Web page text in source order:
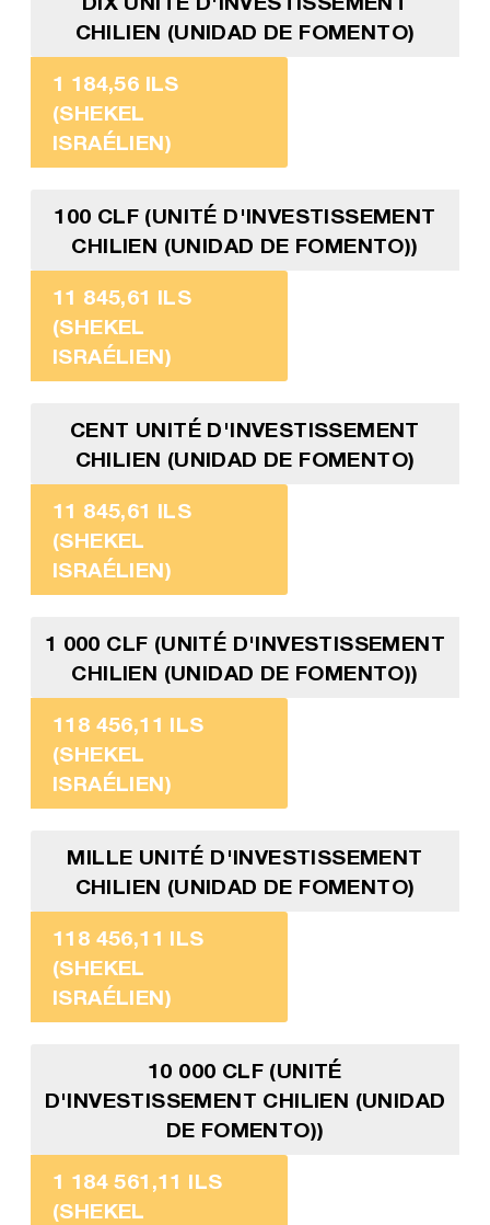
CHILIEN (UNIDAD DE FOMENTO)
1 184,56 ILS
(SHEKEL
ISRAÉLIEN)
100 CLF (UNITÉ D'INVESTISSEMENT
CHILIEN (UNIDAD DE FOMENTO))
11 845,61 ILS
(SHEKEL
ISRAÉLIEN)
CENT UNITÉ D'INVESTISSEMENT
CHILIEN (UNIDAD DE FOMENTO)
11 845,61 ILS
(SHEKEL
ISRAÉLIEN)
1 000 CLF (UNITÉ D'INVESTISSEMENT
CHILIEN (UNIDAD DE FOMENTO))
118 456,11 ILS
(SHEKEL
ISRAÉLIEN)
MILLE UNITÉ D'INVESTISSEMENT
CHILIEN (UNIDAD DE FOMENTO)
118 456,11 ILS
(SHEKEL
ISRAÉLIEN)
10 000 CLF (UNITÉ
D'INVESTISSEMENT CHILIEN (UNIDAD
DE FOMENTO))
1 184 561,11 ILS
(SHEKEL